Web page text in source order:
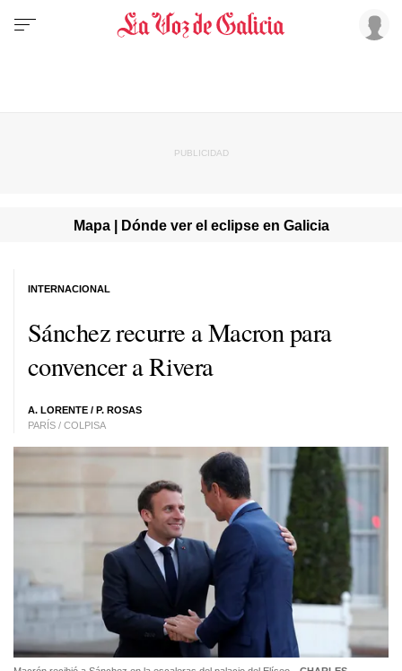
Mapa | Dónde ver el eclipse en Galicia
Sánchez recurre a Macron para
convencer a Rivera
A. LORENTE / P. ROSAS
PARÍS / COLPISA
INTERNACIONAL